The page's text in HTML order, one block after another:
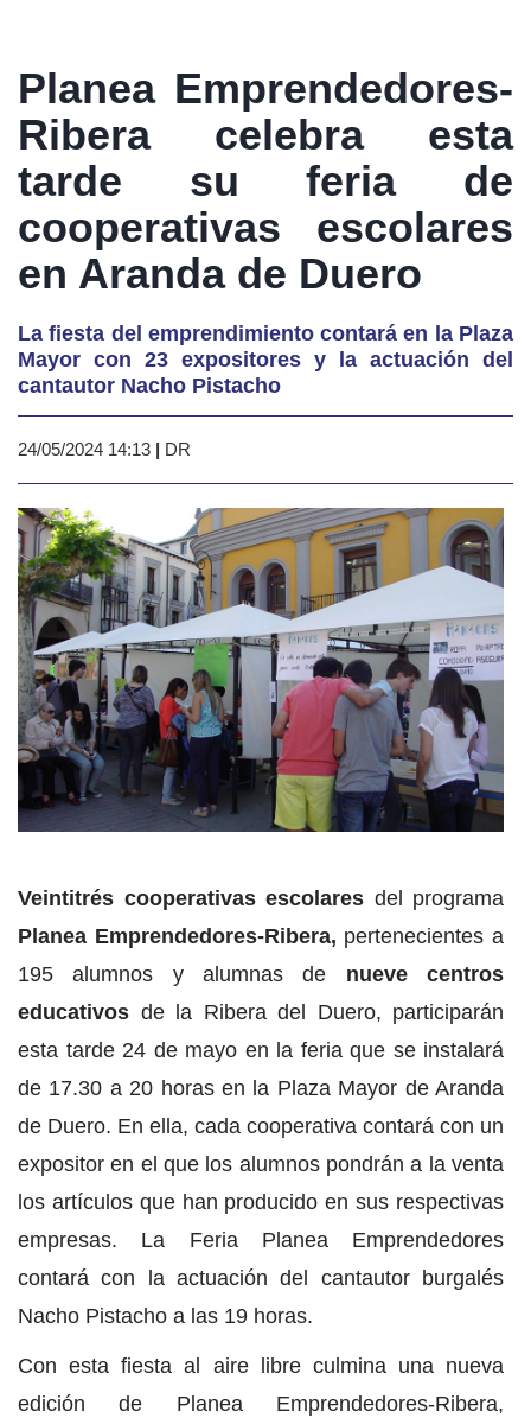
Planea Emprendedores-
Ribera celebra esta
tarde su feria de
cooperativas escolares
en Aranda de Duero
La fiesta del emprendimiento contará en la Plaza
Mayor con 23 expositores y la actuación del
cantautor Nacho Pistacho
24/05/2024 14:13 | DR
Veintitrés cooperativas escolares del programa
Planea Emprendedores-Ribera, pertenecientes a
195 alumnos y alumnas de nueve centros
educativos de la Ribera del Duero, participarán
esta tarde 24 de mayo en la feria que se instalará
de 17.30 a 20 horas en la Plaza Mayor de Aranda
de Duero. En ella, cada cooperativa contará con un
expositor en el que los alumnos pondrán a la venta
los artículos que han producido en sus respectivas
empresas. La Feria Planea Emprendedores
contará con la actuación del cantautor burgalés
Nacho Pistacho a las 19 horas.
Con esta fiesta al aire libre culmina una nueva
edición de Planea Emprendedores-Ribera,